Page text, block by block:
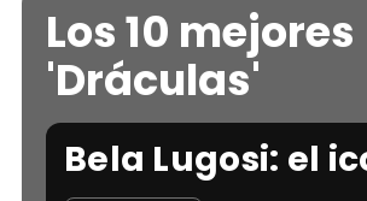
Los 10 mejores
'Dráculas'
Bela Lugosi: el